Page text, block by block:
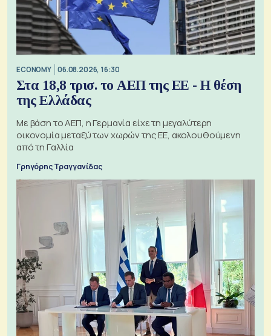
ECONOMY 06.08.2026, 16:30
Στα 18,8 τρισ. το ΑΕΠ της ΕΕ - Η θέση
της Ελλάδας
Με βάση το ΑΕΠ, η Γερμανία είχε τη μεγαλύτερη
οικονομία μεταξύ των χωρών της ΕΕ, ακολουθούμενη
από τη Γαλλία
Γρηγόρης Τραγγανίδας